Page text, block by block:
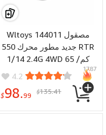
Wltoys 144011 مصقول
جديد مطور محرك 550 RTR
1/14 2.4G 4WD 65 كم/
ساعة سيارة RC مركبات
هيكل معدني نماذج سباق
عالية السرعة ألعاب 144001
4.2
$98.99 $135.41
1787